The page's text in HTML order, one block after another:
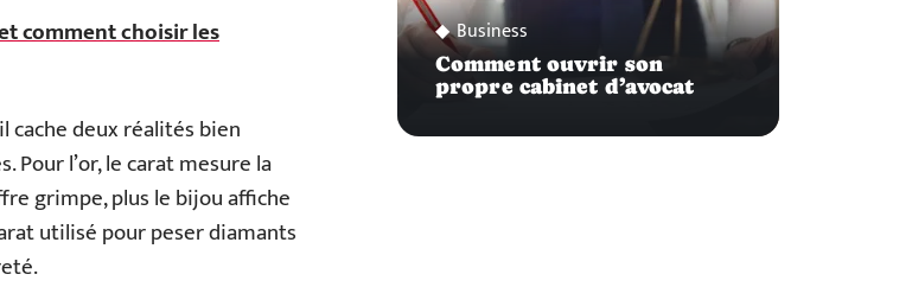
comment choisir les
cache deux réalités bien
Pour l’or, le carat mesure la
grimpe, plus le bijou affiche
utilisé pour peser diamants
Business
Comment ouvrir son
propre cabinet d’avocat